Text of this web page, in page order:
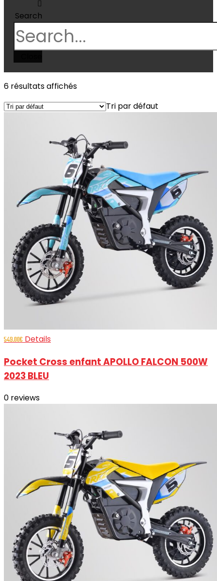
Search
6 résultats affichés
Tri par défaut
549.00€ Details
Pocket Cross enfant APOLLO FALCON 500W
2023 BLEU
0 reviews